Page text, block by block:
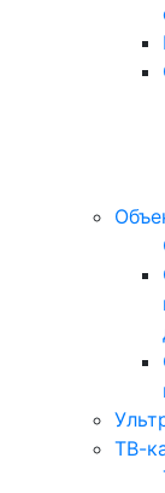
ТВ-